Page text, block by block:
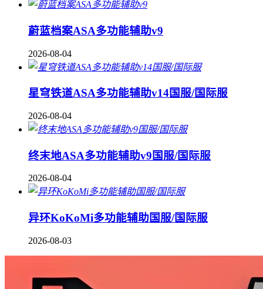
蔚蓝档案ASA多功能辅助v9
2026-08-04
星穹铁道ASA多功能辅助v14国服/国际服
2026-08-04
终末地ASA多功能辅助v9国服/国际服
2026-08-04
异环KoKoMi多功能辅助国服/国际服
2026-08-03